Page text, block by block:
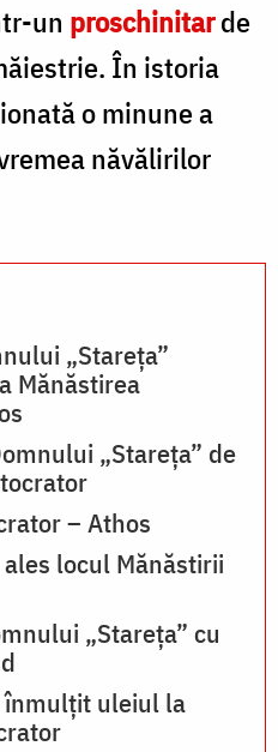
un proschinitarde
În istoria
o minune a
năvălirilor
„Stareța”
Mănăstirea
„Stareța” de
– Athos
locul Mănăstirii
„Stareța” cu
înmulțit uleiul la